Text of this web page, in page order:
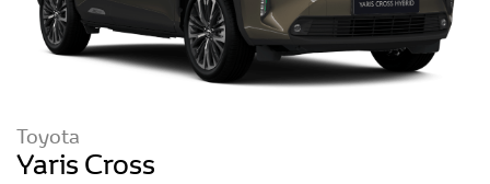
Toyota
Yaris Cross